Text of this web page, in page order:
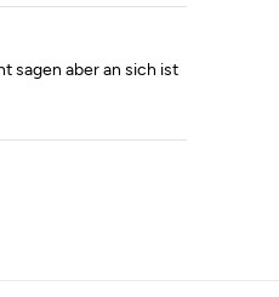
sagen aber an sich ist